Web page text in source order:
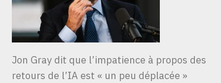
Jon Gray dit que l’impatience à propos des
retours de l’IA est « un peu déplacée »